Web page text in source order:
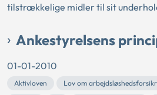
tilstrækkelige midler til sit
Ankestyrelsens
01-01-2010
Aktivloven Lov om